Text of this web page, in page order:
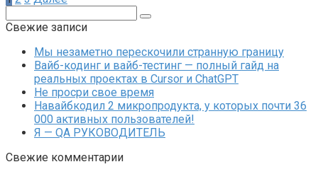
Свежие записи
Мы незаметно перескочили странную границу
Вайб-кодинг и вайб-тестинг — полный гайд на
реальных проектах в Cursor и ChatGPT
Не просри свое время
Навайбкодил 2 микропродукта, у которых почти 36
000 активных пользователей!
Я — QA РУКОВОДИТЕЛЬ
Свежие комментарии